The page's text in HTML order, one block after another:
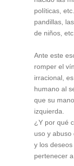
políticas,
pandillas,
de niños,
Ante este
romper el
irracional,
humano al
que su
izquierda.
¿Y por qué
uso y abuso
y los
pertenecer